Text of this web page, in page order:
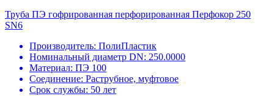
Труба ПЭ гофрированная перфорированная Перфокор 250
SN6
Производитель: ПолиПластик
Номинальный диаметр DN: 250.0000
Материал: ПЭ 100
Соединение: Раструбное, муфтовое
Срок службы: 50 лет